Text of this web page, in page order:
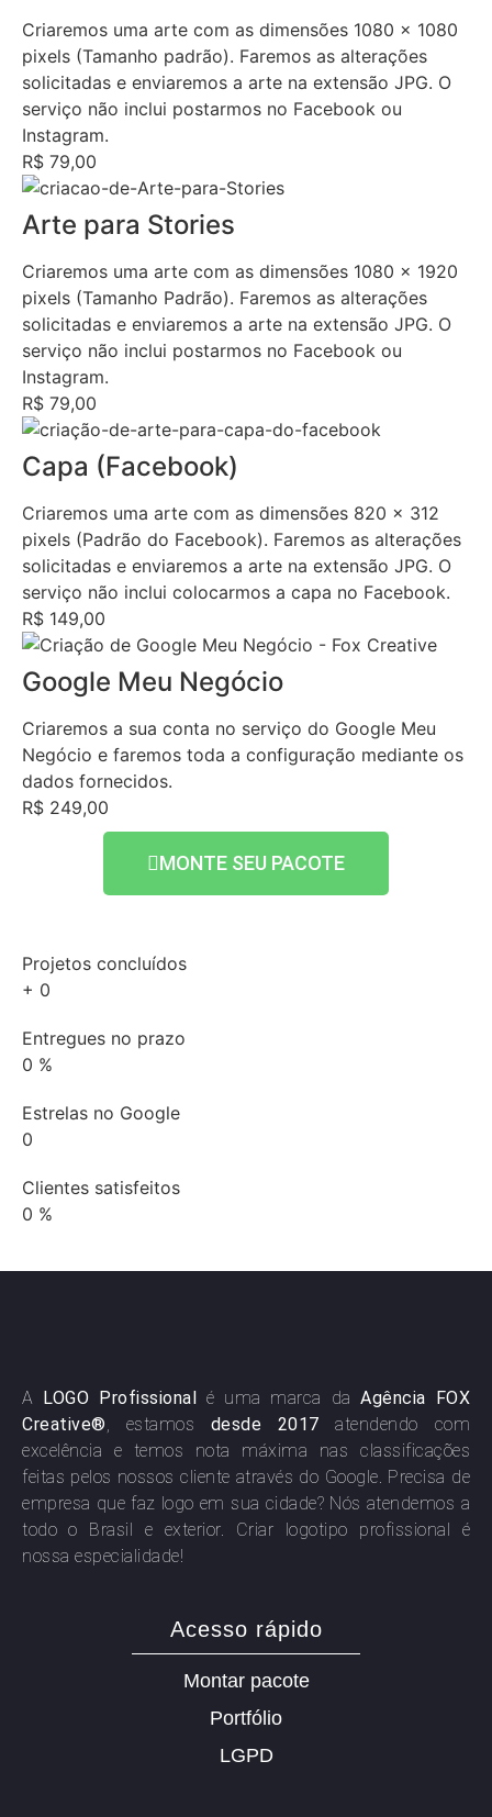
Criaremos uma arte com as dimensões 1080 x 1080
pixels (Tamanho padrão). Faremos as alterações
solicitadas e enviaremos a arte na extensão JPG. O
serviço não inclui postarmos no Facebook ou
Instagram.
R$ 79,00
Arte para Stories
Criaremos uma arte com as dimensões 1080 x 1920
pixels (Tamanho Padrão). Faremos as alterações
solicitadas e enviaremos a arte na extensão JPG. O
serviço não inclui postarmos no Facebook ou
Instagram.
R$ 79,00
Capa (Facebook)
Criaremos uma arte com as dimensões 820 x 312
pixels (Padrão do Facebook). Faremos as alterações
solicitadas e enviaremos a arte na extensão JPG. O
serviço não inclui colocarmos a capa no Facebook.
R$ 149,00
Google Meu Negócio
Criaremos a sua conta no serviço do Google Meu
Negócio e faremos toda a configuração mediante os
dados fornecidos.
R$ 249,00
MONTE SEU PACOTE
Projetos concluídos
+ 0
Entregues no prazo
0 %
Estrelas no Google
0
Clientes satisfeitos
0 %
A LOGO Profissional é uma marca daAgência FOX
Creative®, estamos desde 2017 atendendo com
excelência e temos nota máxima nas classificações
feitas pelos nossos cliente através do Google. Precisa de
empresa que faz logo em sua cidade? Nós atendemos a
todo o Brasil e exterior. Criar logotipo profissional é
nossa especialidade!
Acesso rápido
Montar pacote
Portfólio
LGPD